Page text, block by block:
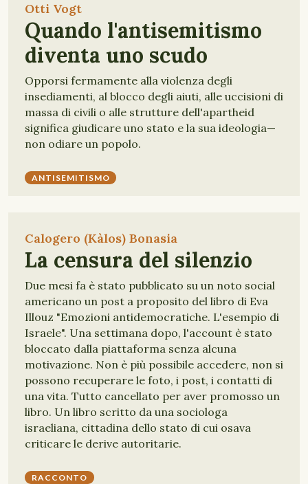
Otti Vogt
Quando l'antisemitismo
diventa uno scudo
Opporsi fermamente alla violenza degli
insediamenti, al blocco degli aiuti, alle uccisioni di
massa di civili o alle strutture dell'apartheid
significa giudicare uno stato e la sua ideologia—
non odiare un popolo.
ANTISEMITISMO
Calogero (Kàlos) Bonasia
La censura del silenzio
Due mesi fa è stato pubblicato su un noto social
americano un post a proposito del libro di Eva
Illouz "Emozioni antidemocratiche. L'esempio di
Israele". Una settimana dopo, l'account è stato
bloccato dalla piattaforma senza alcuna
motivazione. Non è più possibile accedere, non si
possono recuperare le foto, i post, i contatti di
una vita. Tutto cancellato per aver promosso un
libro. Un libro scritto da una sociologa
israeliana, cittadina dello stato di cui osava
criticare le derive autoritarie.
RACCONTO